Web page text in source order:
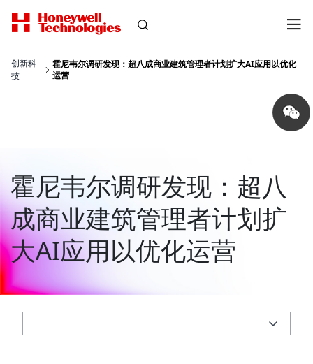
创新科
技
霍尼韦尔调研发现：超八成商业建筑管理者计划扩大AI应用以优化
运营
Share
on
wechat
霍尼韦尔调研发现：超八
成商业建筑管理者计划扩
大AI应用以优化运营